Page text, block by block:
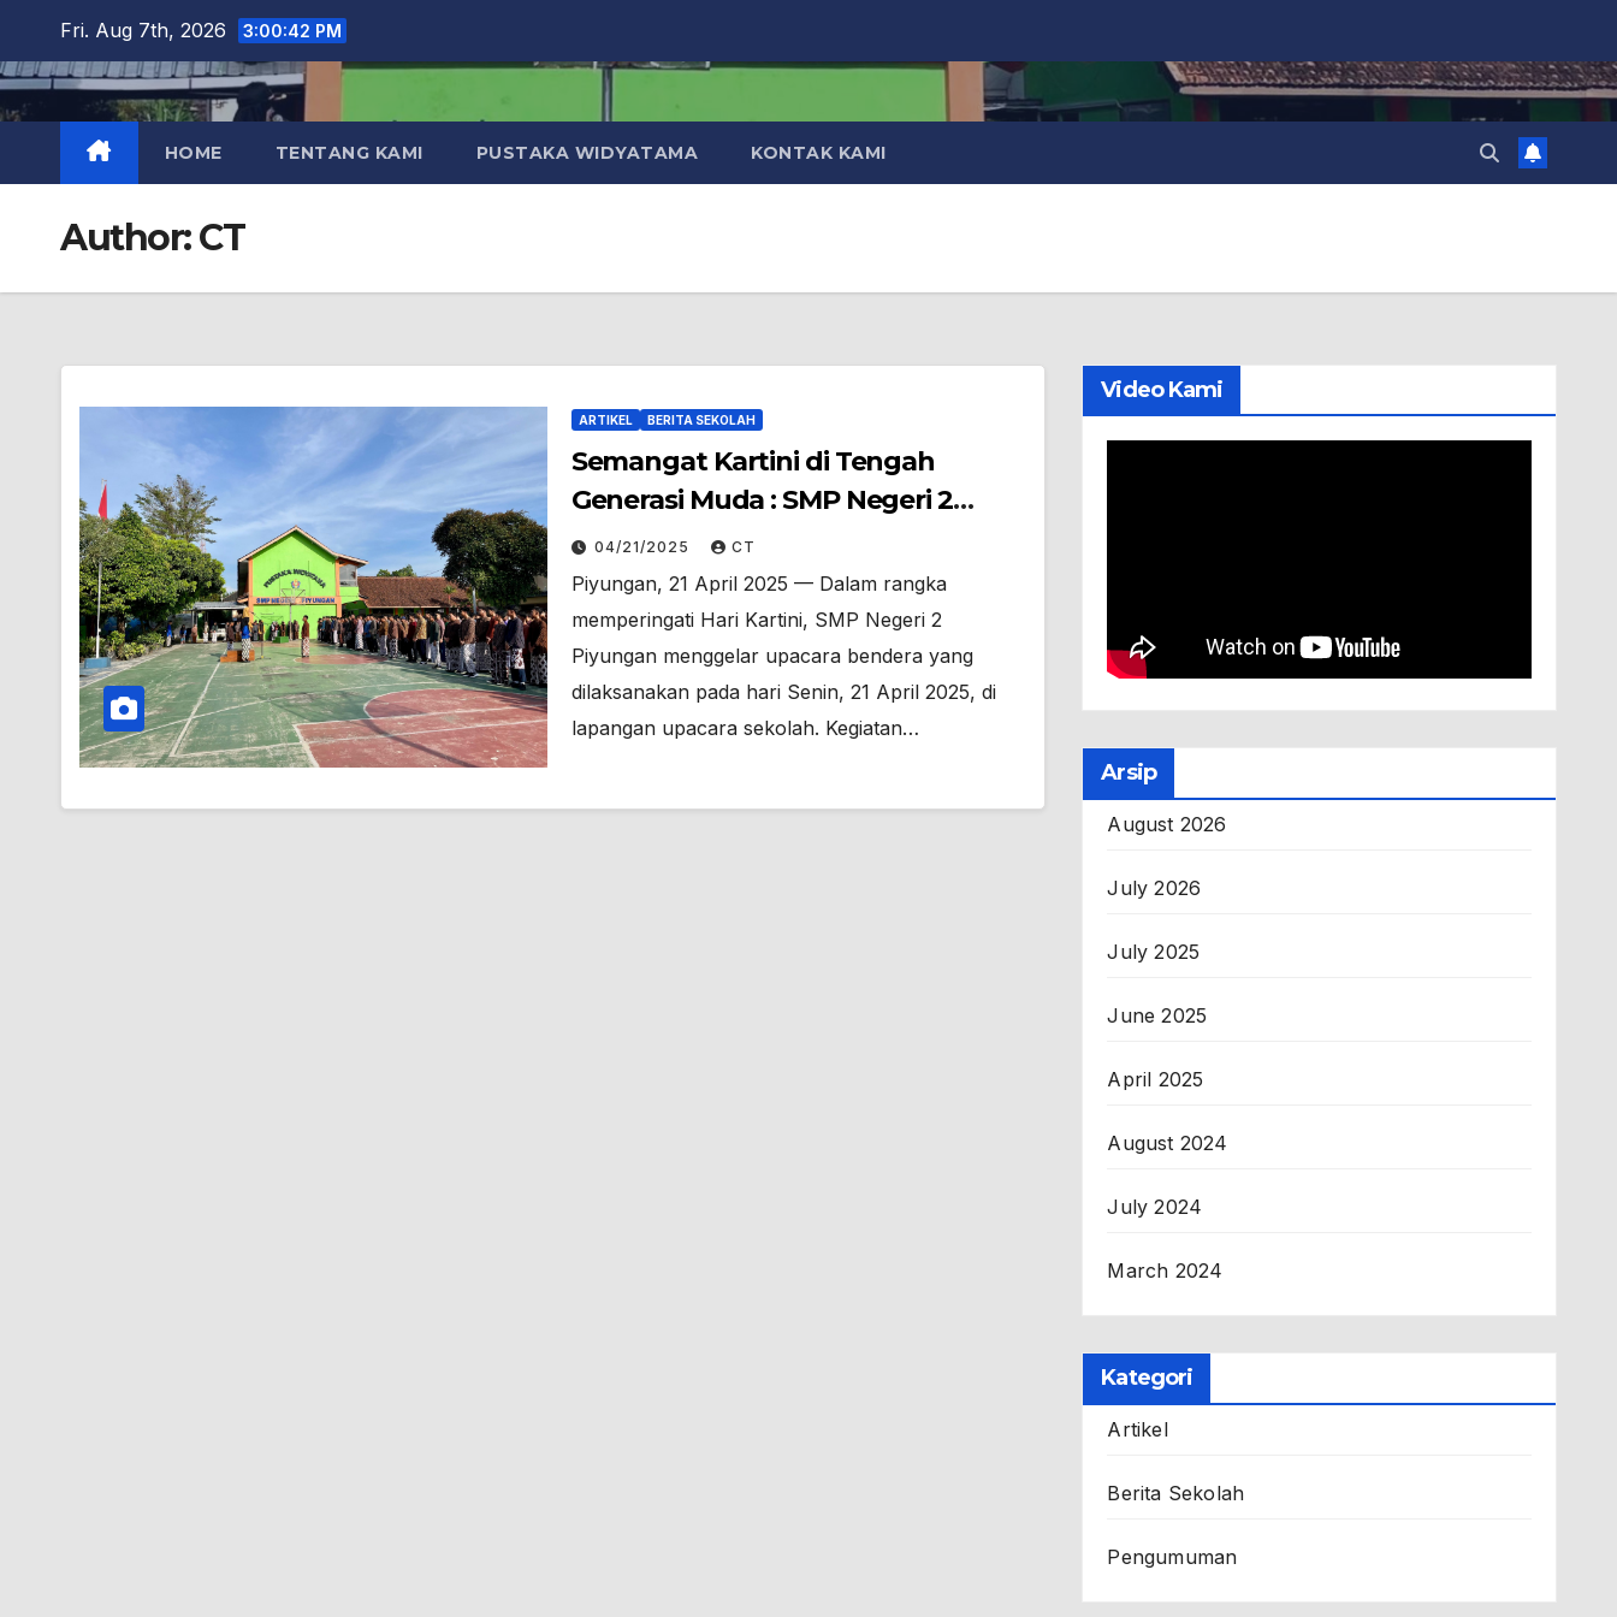
content
Fri. Aug 7th, 2026 3:00:43 PM
HOME TENTANG KAMI PUSTAKA WIDYATAMA KONTAK KAMI
Author:CT
ARTIKEL BERITA SEKOLAH
Semangat Kartini di Tengah
Generasi Muda : SMP Negeri 2
Piyungan Gelar Upacara
Peringatan Hari Kartini
04/21/2025 CT
Piyungan, 21 April 2025 — Dalam rangka
memperingati Hari Kartini, SMP Negeri 2
Piyungan menggelar upacara bendera yang
dilaksanakan pada hari Senin, 21 April 2025, di
lapangan upacara sekolah. Kegiatan…
Video Kami
Arsip
August 2026
July 2026
July 2025
June 2025
April 2025
August 2024
July 2024
March 2024
Kategori
Artikel
Berita Sekolah
Pengumuman